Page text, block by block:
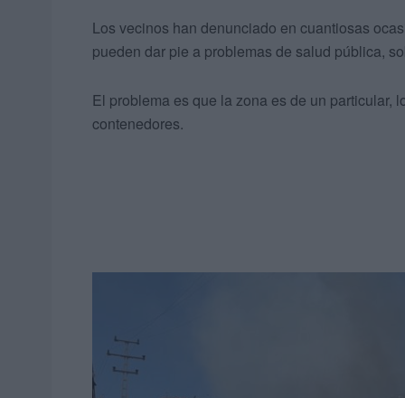
Los vecinos han denunciado en cuantiosas
pueden dar pie a problemas de salud pública,
El problema es que la zona es de un
contenedores.